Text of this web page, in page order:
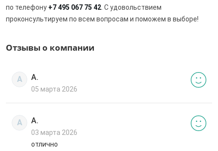
по телефону +7 495 067 75 42 . С удовольствием
проконсультируем по всем вопросам и поможем в выборе!
Отзывы о компании
А А.
05 марта 2026
А А.
03 марта 2026
отлично